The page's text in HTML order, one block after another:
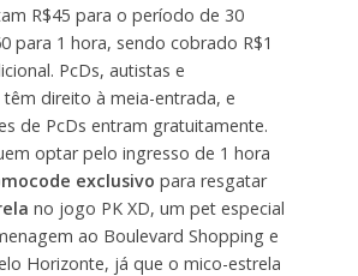
R$45 para o período de 30
para 1 hora, sendo cobrado R$1
PcDs, autistas e
direito à meia-entrada, e
de PcDs entram gratuitamente.
optar pelo ingresso de 1 hora
exclusivo para resgatar
no jogo PK XD, um pet especial
ao Boulevard Shopping e
Horizonte, já que o mico-estrela